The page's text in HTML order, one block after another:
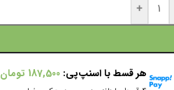
+
هر قسط با اسنپ‌پی: 187,500 تومان